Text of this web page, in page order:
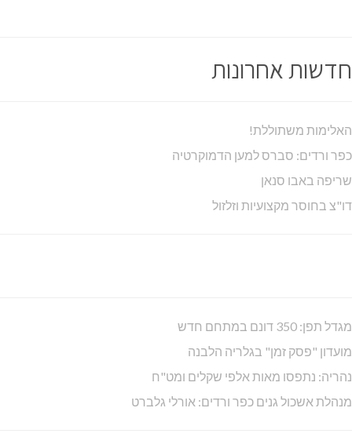
חדשות אחרונות
האלימות משתוללת!
כפר ורדים: סברס למען הדמוקרטיה
שריפה באבו סנאן
דו"צ בחוסר מקצועיות וזלזול
מגדל תפן: 350 דונם במתחם חדש
מועדון "פסק זמן" בגלריה הלבנה
נהריה: נתפסו מאות אלפי שקלים ומט"ח
מנהלת אשכול גנים כפר ורדים: אורלי גלברט